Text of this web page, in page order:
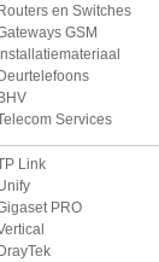
Routers en Switches
GSM
Installatiemateriaal
Deurtelefoons
BHV
Services
Link
PRO
DrayTek